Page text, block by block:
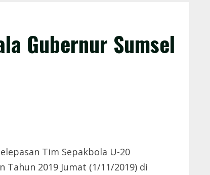
Gubernur Sumsel
Tim Sepakbola U-20
2019 Jumat (1/11/2019) di